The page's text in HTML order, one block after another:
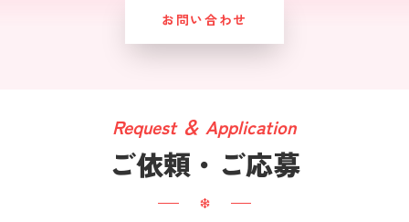
お問い合わせ
Request ＆ Application
ご依頼・ご応募